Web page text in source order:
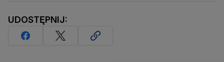
UDOSTĘPNIJ: